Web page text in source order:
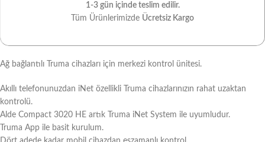
1-3 gün içinde teslim edilir.
Tüm Ürünlerimizde Ücretsiz Kargo
Ağ bağlantılı Truma cihazları için merkezi kontrol ünitesi.
Akıllı telefonunuzdan iNet özellikli Truma cihazlarınızın rahat uzaktan
kontrolü.
Alde Compact 3020 HE artık Truma iNet System ile uyumludur.
Truma App ile basit kurulum.